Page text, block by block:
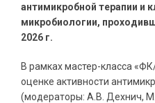
антимикробной терапии и
микробиологии,
2026 г.
В рамках мастер-класса
оценке активности
(модераторы: А.В. Дехнич,